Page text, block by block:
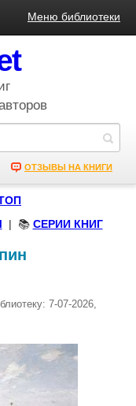
Меню библиотеки
ОТЗЫВЫ НА КНИГИ
| 📚 СЕРИИ КНИГ
7-07-2026,